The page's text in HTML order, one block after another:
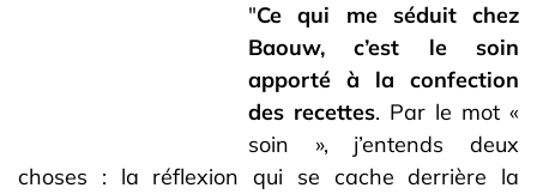
"Ce qui me séduit chez
Baouw, c’est le soin
apporté à la confection
des recettes. Par le mot «
soin », j’entends deux
choses : la réflexion qui se cache derrière la